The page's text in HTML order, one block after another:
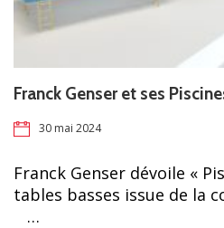
Franck Genser et ses
30 mai 2024
Franck Genser dévoile «
tables basses issue de la
…